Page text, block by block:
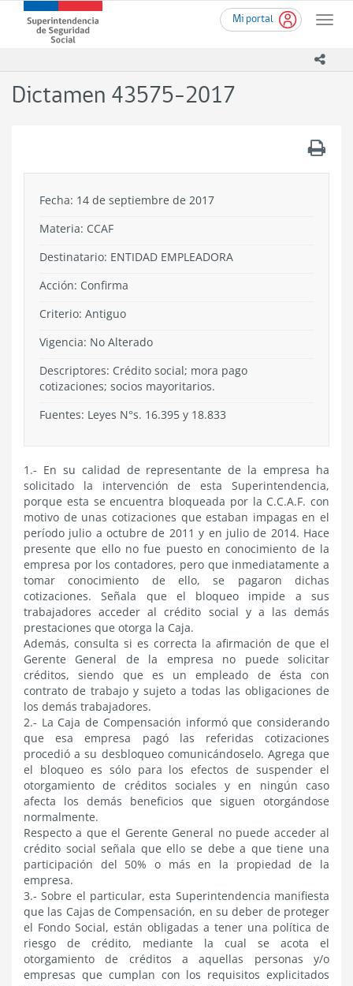
contenido
Mi portal
Toggle
Superintendencia
de
-
Dictamen 43575-2017
Fecha: 14 de septiembre de 2017
Materia: CCAF
Destinatario: ENTIDAD EMPLEADORA
Acción: Confirma
Criterio: Antiguo
Vigencia: No Alterado
Descriptores: Crédito social; mora pago
cotizaciones; socios mayoritarios.
Fuentes: Leyes N°s. 16.395 y 18.833
1.- En su calidad de representante de la empresa ha
solicitado la intervención de esta Superintendencia,
porque esta se encuentra bloqueada por la C.C.A.F. con
motivo de unas cotizaciones que estaban impagas en el
período julio a octubre de 2011 y en julio de 2014. Hace
presente que ello no fue puesto en conocimiento de la
empresa por los contadores, pero que inmediatamente a
tomar conocimiento de ello, se pagaron dichas
cotizaciones. Señala que el bloqueo impide a sus
trabajadores acceder al crédito social y a las demás
prestaciones que otorga la Caja.
Además, consulta si es correcta la afirmación de que el
Gerente General de la empresa no puede solicitar
créditos, siendo que es un empleado de ésta con
contrato de trabajo y sujeto a todas las obligaciones de
los demás trabajadores.
2.- La Caja de Compensación informó que considerando
que esa empresa pagó las referidas cotizaciones
procedió a su desbloqueo comunicándoselo. Agrega que
el bloqueo es sólo para los efectos de suspender el
otorgamiento de créditos sociales y en ningún caso
afecta los demás beneficios que siguen otorgándose
normalmente.
Respecto a que el Gerente General no puede acceder al
crédito social señala que ello se debe a que tiene una
participación del 50% o más en la propiedad de la
empresa.
3.- Sobre el particular, esta Superintendencia manifiesta
que las Cajas de Compensación, en su deber de proteger
el Fondo Social, están obligadas a tener una política de
riesgo de crédito, mediante la cual se acota el
otorgamiento de créditos a aquellas personas y/o
empresas que cumplan con los requisitos explicitados